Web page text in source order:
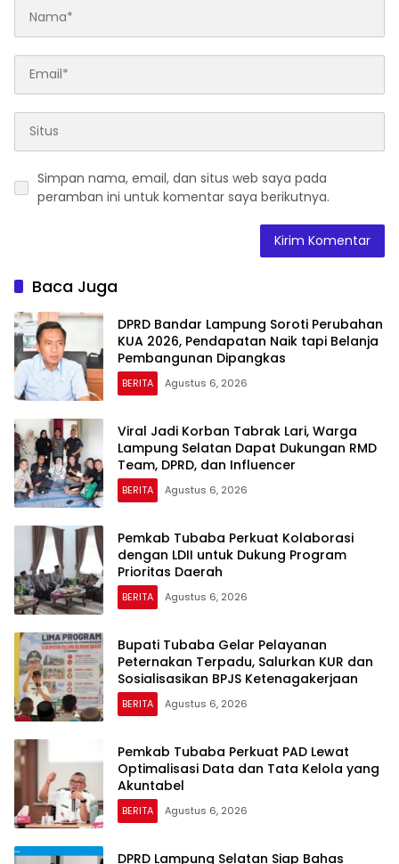
Simpan nama, email, dan situs web saya pada
peramban ini untuk komentar saya berikutnya.
Baca Juga
DPRD Bandar Lampung Soroti Perubahan
KUA 2026, Pendapatan Naik tapi Belanja
Pembangunan Dipangkas
BERITA Agustus 6, 2026
Viral Jadi Korban Tabrak Lari, Warga
Lampung Selatan Dapat Dukungan RMD
Team, DPRD, dan Influencer
BERITA Agustus 6, 2026
Pemkab Tubaba Perkuat Kolaborasi
dengan LDII untuk Dukung Program
Prioritas Daerah
BERITA Agustus 6, 2026
Bupati Tubaba Gelar Pelayanan
Peternakan Terpadu, Salurkan KUR dan
Sosialisasikan BPJS Ketenagakerjaan
BERITA Agustus 6, 2026
Pemkab Tubaba Perkuat PAD Lewat
Optimalisasi Data dan Tata Kelola yang
Akuntabel
BERITA Agustus 6, 2026
DPRD Lampung Selatan Siap Bahas